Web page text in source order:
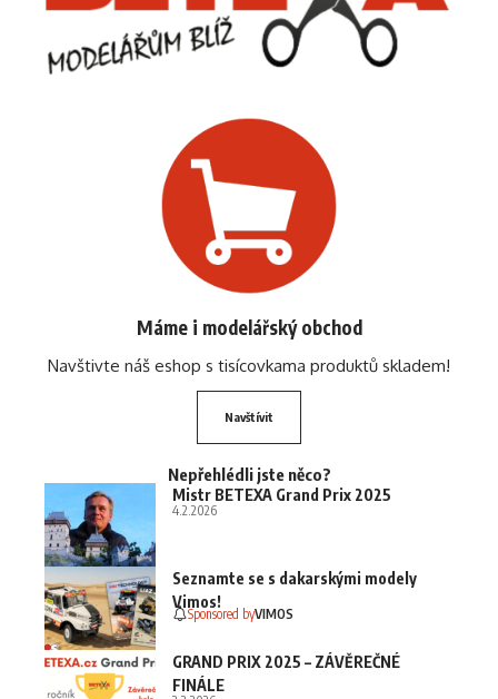
Máme i modelářský obchod
Navštivte náš eshop s tisícovkama produktů skladem!
Navštívit
Nepřehlédli jste něco?
Mistr BETEXA Grand Prix 2025
4.2.2026
Seznamte se s dakarskými modely
Vimos!
Sponsored byVIMOS
GRAND PRIX 2025 – ZÁVĚREČNÉ
FINÁLE